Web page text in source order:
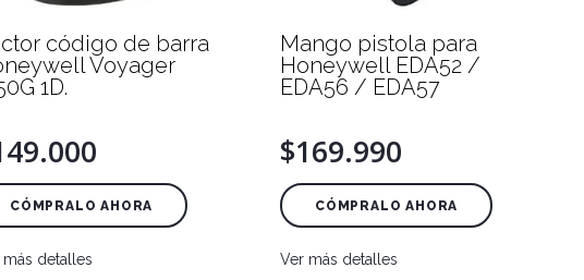
código de barra
Voyager
1D.
CÓMPRALO AHORA
más detalles
Mango pistola para
Honeywell EDA52 /
EDA56 / EDA57
$169.990
CÓMPRALO AHORA
Ver más detalles